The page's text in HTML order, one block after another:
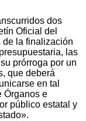
dos
Oficial del
de la finalización
las
prórroga por un
que deberá
en tal
Órganos e
público estatal y